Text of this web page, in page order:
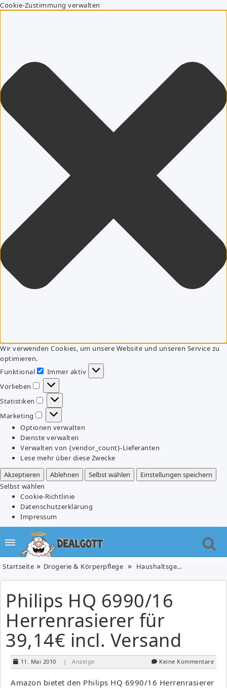
Cookie-Zustimmung verwalten
Wir verwenden Cookies, um unsere Website und unseren Service zu
optimieren.
Funktional
Funktional
Immer aktiv
Vorlieben
Vorlieben
Statistiken
Statistiken
Marketing
Marketing
Optionen verwalten
Dienste verwalten
Verwalten von {vendor_count}-Lieferanten
Lese mehr über diese Zwecke
Akzeptieren
Ablehnen Selbst wählen
Einstellungen speichern
Selbst wählen
Cookie-Richtlinie
Datenschutzerklärung
Impressum
Startseite Drogerie & Körperpflege Haushaltsgeräte
Philips HQ 6990/16
Herrenrasierer für
39,14€ incl. Versand
11. Mai 2010 | Anzeige Keine Kommentare
Amazon bietet den Philips HQ 6990/16 Herrenrasierer